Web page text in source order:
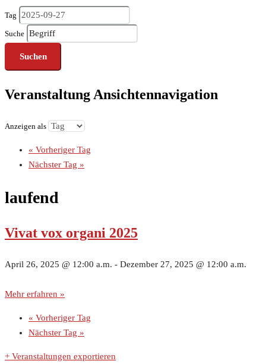
Tag
Suche
Veranstaltung Ansichtennavigation
Anzeigen als
« Vorheriger Tag
Nächster Tag »
laufend
Vivat vox organi 2025
April 26, 2025 @ 12:00 a.m. - Dezember 27, 2025 @ 12:00 a.m.
Mehr erfahren »
« Vorheriger Tag
Nächster Tag »
+ Veranstaltungen exportieren